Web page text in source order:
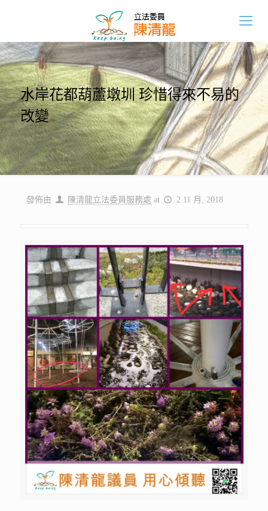
水岸花都葫蘆墩圳 珍惜得來不易的
改變
發佈由 陳清龍立法委員服務處 at 2 11 月, 2018